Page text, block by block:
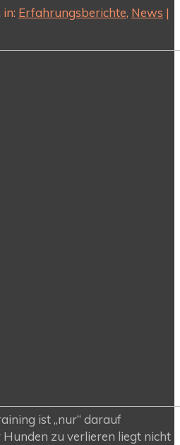
Erfahrungsberichte, News |
ist „nur“ darauf
zu verlieren liegt nicht